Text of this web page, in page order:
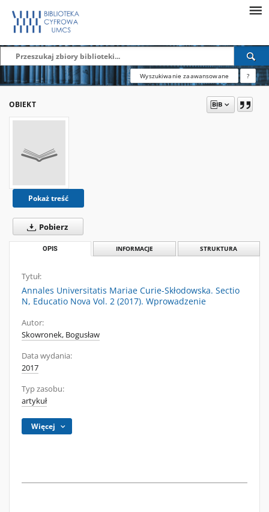
Wyszukiwanie zaawansowane ?
OBIEKT
Pokaż treść
Pobierz
OPIS INFORMACJE STRUKTURA
Tytuł:
Annales Universitatis Mariae Curie-Skłodowska. Sectio
N, Educatio Nova Vol. 2 (2017). Wprowadzenie
Autor:
Skowronek, Bogusław
Data wydania:
2017
Typ zasobu:
artykuł
Więcej